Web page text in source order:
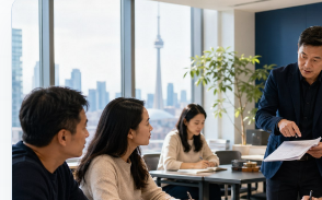
家居资讯
家居风水 家居欣赏
时尚饰家 装修设计
家具知识 家居文化